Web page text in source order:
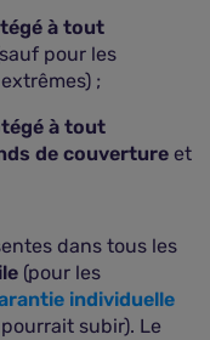
à tout
pour les
;
à tout
de couverture et
dans tous les
(pour les
individuelle
subir). Le